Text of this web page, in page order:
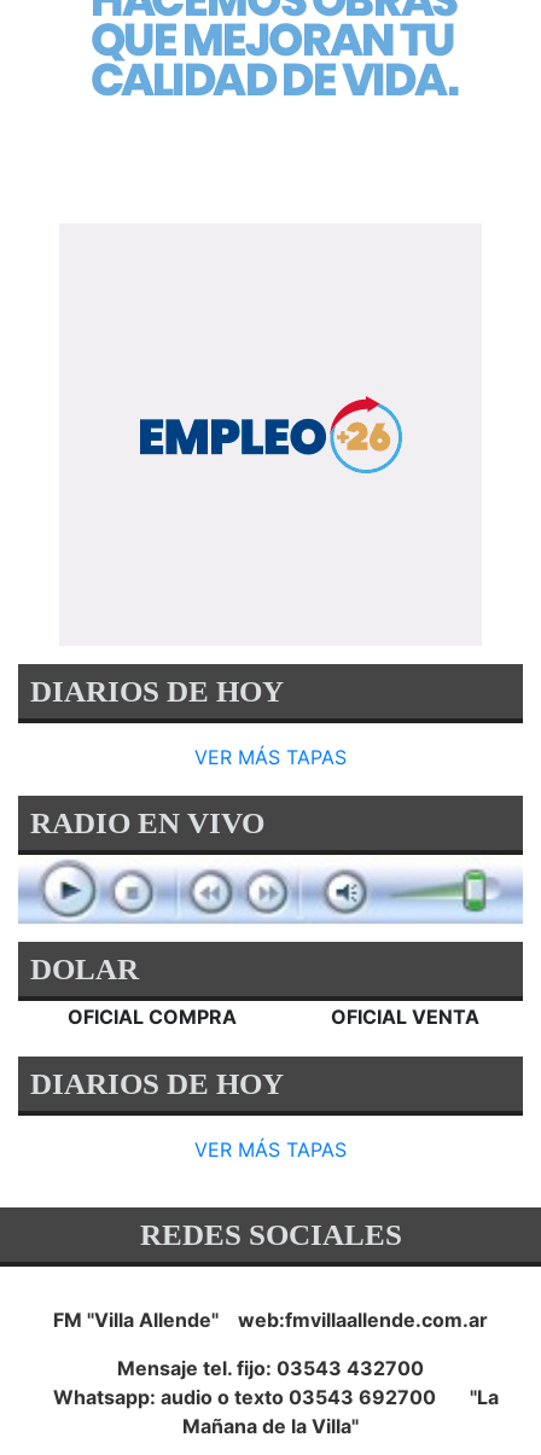
DIARIOS DE HOY
VER MÁS TAPAS
RADIO EN VIVO
DOLAR
OFICIAL COMPRA OFICIAL VENTA
DIARIOS DE HOY
VER MÁS TAPAS
REDES SOCIALES
FM "Villa Allende" web:fmvillaallende.com.ar
Mensaje tel. fijo: 03543 432700
Whatsapp: audio o texto 03543 692700 "La
Mañana de la Villa"